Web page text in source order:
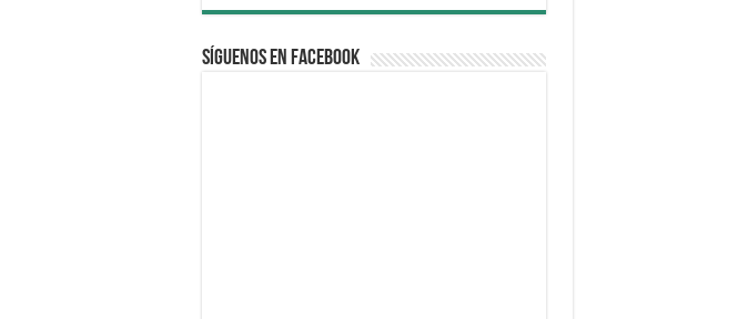
Síguenos en Facebook